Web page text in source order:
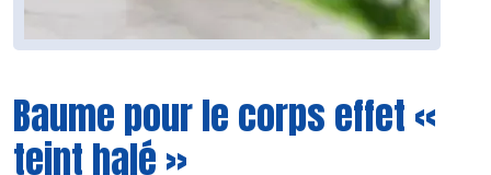
Baume pour le corps effet «
teint halé »